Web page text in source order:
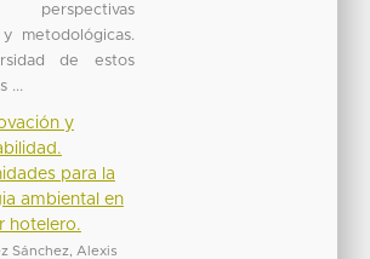
perspectivas
metodológicas.
de estos
...
y
para la
ambiental en
hotelero.
Sánchez, Alexis